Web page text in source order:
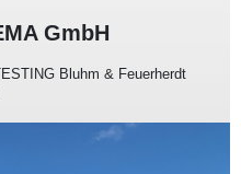
GmbH
Bluhm & Feuerherdt